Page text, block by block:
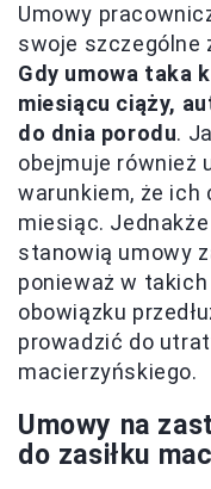
Umowy
swoje szczególne
Gdy umowa taka
miesiącu ciąży,
do dnia porodu.
obejmuje również
warunkiem, że ich
miesiąc.
stanowią umowy
ponieważ w
obowiązku
prowadzić do
macierzyńskiego.
Umowy na
do zasiłku